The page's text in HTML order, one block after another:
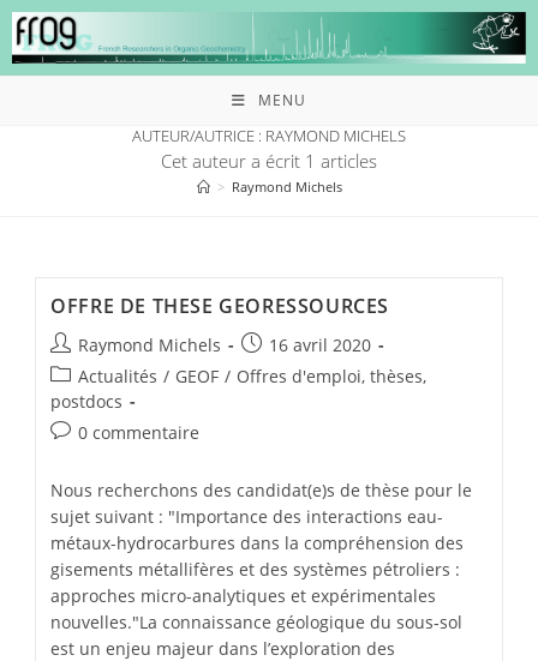
MENU
AUTEUR/AUTRICE : RAYMOND MICHELS
Cet auteur a écrit 1 articles
> Raymond Michels
OFFRE DE THESE GEORESSOURCES
Raymond Michels
16 avril 2020
Actualités / GEOF / Offres d'emploi, thèses,
postdocs
0 commentaire
Nous recherchons des candidat(e)s de thèse pour le
sujet suivant : "Importance des interactions eau-
métaux-hydrocarbures dans la compréhension des
gisements métallifères et des systèmes pétroliers :
approches micro-analytiques et expérimentales
nouvelles."La connaissance géologique du sous‐sol
est un enjeu majeur dans l’exploration des